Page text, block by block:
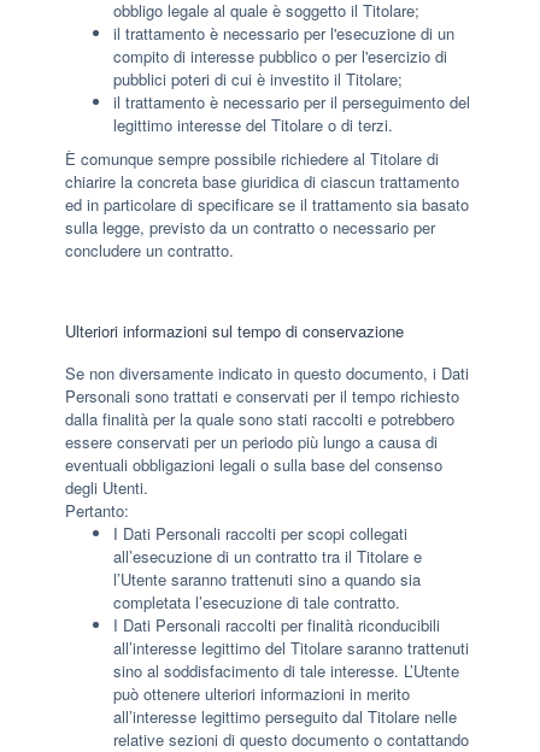
obbligo legale al quale è soggetto il Titolare;
il trattamento è necessario per l'esecuzione di un
compito di interesse pubblico o per l'esercizio di
pubblici poteri di cui è investito il Titolare;
il trattamento è necessario per il perseguimento del
legittimo interesse del Titolare o di terzi.
È comunque sempre possibile richiedere al Titolare di
chiarire la concreta base giuridica di ciascun trattamento
ed in particolare di specificare se il trattamento sia basato
sulla legge, previsto da un contratto o necessario per
concludere un contratto.
Ulteriori informazioni sul tempo di conservazione
Se non diversamente indicato in questo documento, i Dati
Personali sono trattati e conservati per il tempo richiesto
dalla finalità per la quale sono stati raccolti e potrebbero
essere conservati per un periodo più lungo a causa di
eventuali obbligazioni legali o sulla base del consenso
degli Utenti.
Pertanto:
I Dati Personali raccolti per scopi collegati
all’esecuzione di un contratto tra il Titolare e
l’Utente saranno trattenuti sino a quando sia
completata l’esecuzione di tale contratto.
I Dati Personali raccolti per finalità riconducibili
all’interesse legittimo del Titolare saranno trattenuti
sino al soddisfacimento di tale interesse. L’Utente
può ottenere ulteriori informazioni in merito
all’interesse legittimo perseguito dal Titolare nelle
relative sezioni di questo documento o contattando